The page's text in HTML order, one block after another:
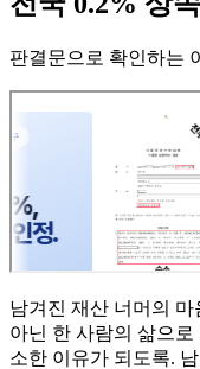
판결문으로 확인하는
남겨진 재산 너머의 마
아닌 한 사람의 삶으로
소한 이유가 되도록.